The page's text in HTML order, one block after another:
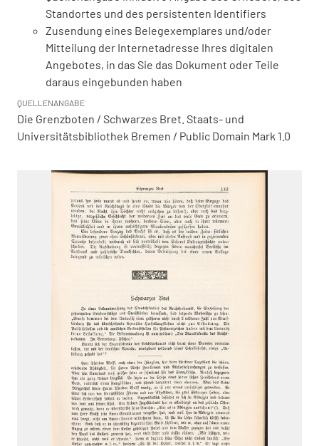
Standortes und des persistenten Identifiers
Zusendung eines Belegexemplares und/oder
Mitteilung der Internetadresse Ihres digitalen
Angebotes, in das Sie das Dokument oder Teile
daraus eingebunden haben
QUELLENANGABE
Die Grenzboten / Schwarzes Bret. Staats- und
Universitätsbibliothek Bremen / Public Domain Mark 1.0